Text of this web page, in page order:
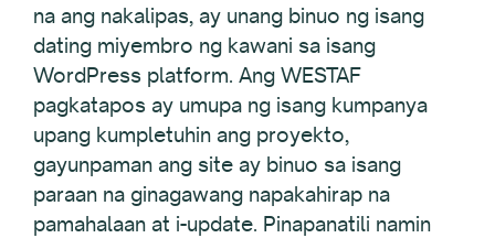
na ang nakalipas, ay unang binuo ng isang
dating miyembro ng kawani sa isang
WordPress platform. Ang WESTAF
pagkatapos ay umupa ng isang kumpanya
upang kumpletuhin ang proyekto,
gayunpaman ang site ay binuo sa isang
paraan na ginagawang napakahirap na
pamahalaan at i-update. Pinapanatili namin